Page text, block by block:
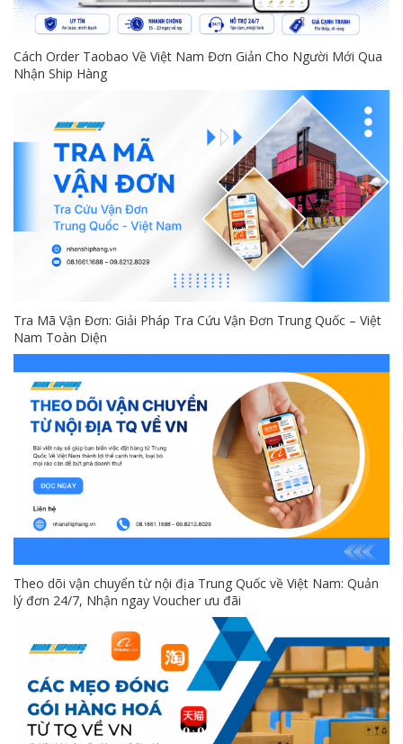
Cách Order Taobao Về Việt Nam Đơn Giản Cho Người Mới Qua
Nhận Ship Hàng
Tra Mã Vận Đơn: Giải Pháp Tra Cứu Vận Đơn Trung Quốc – Việt
Nam Toàn Diện
Theo dõi vận chuyển từ nội địa Trung Quốc về Việt Nam: Quản
lý đơn 24/7, Nhận ngay Voucher ưu đãi